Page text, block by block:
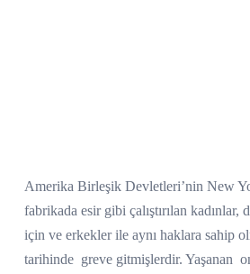
Amerika Birleşik Devletleri’nin New
fabrikada esir gibi çalıştırılan kadınlar,
için ve erkekler ile aynı haklara sahip
tarihinde greve gitmişlerdir. Yaşanan